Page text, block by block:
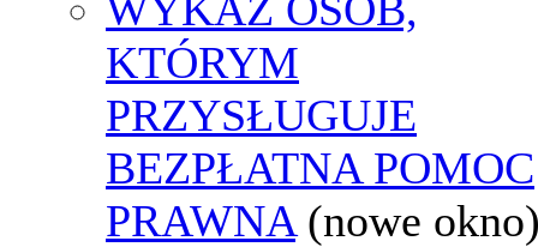
KTÓRYM
PRZYSŁUGUJE
BEZPŁATNA POMOC
PRAWNA (nowe